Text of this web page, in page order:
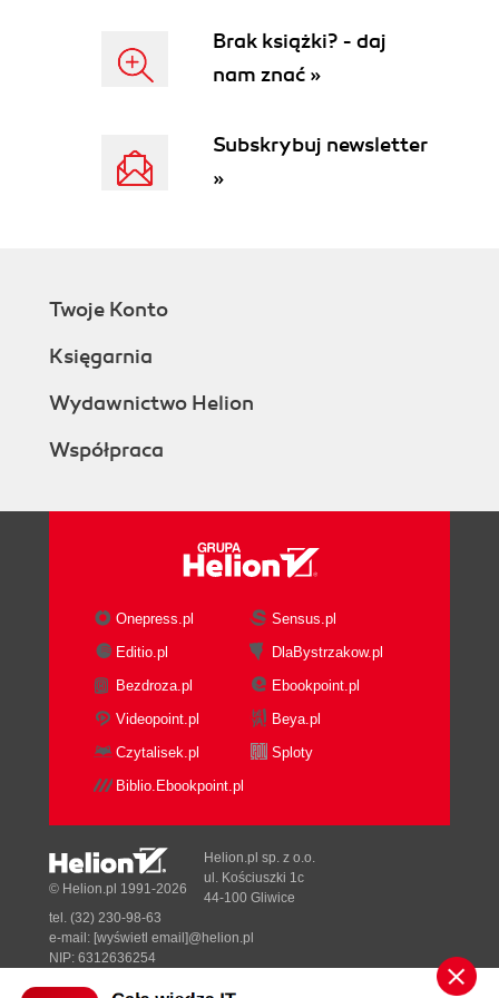
Pętla for (69)
Instrukcja goto (75)
Procedury Continue i Break (77)
Tablice rekordów (83)
Funkcje, procedury i metody (84)
Parametry przekazywane przez stałą, przez
Parametry domyślne procedur i funkcji (94)
Podsumowanie (95)
Quiz (96)
Ćwiczenia (97)
Rozdział 3. Klasy i programowanie zorientowane
obiektowo (99)
Zbiory (99)
Rzutowanie typów (101)
dynamiczne (103)
Alokacja dynamiczna i wskaźniki (104)
Odwoływanie się do danych dynamicznych
(105)
Klasy (106)
Brak książki? - daj
nam znać »
Subskrybuj newsletter
»
Twoje Konto
Księgarnia
Wydawnictwo Helion
Współpraca
Onepress.pl
Sensus.pl
Editio.pl
DlaBystrzakow.pl
Bezdroza.pl
Ebookpoint.pl
Videopoint.pl
Beya.pl
Czytalisek.pl
Sploty
Biblio.Ebookpoint.pl
© Helion.pl 1991-2026
Helion.pl sp. z o.o.
ul. Kościuszki 1c
44-100 Gliwice
tel. (32) 230-98-63
e-mail: [wyświetl email]@helion.pl
NIP: 6312636254